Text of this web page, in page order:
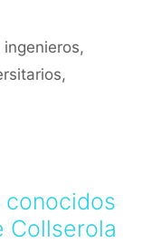
ingenieros,
,
conocidos
Collserola